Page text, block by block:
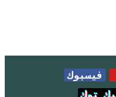
فيسبوك
توك